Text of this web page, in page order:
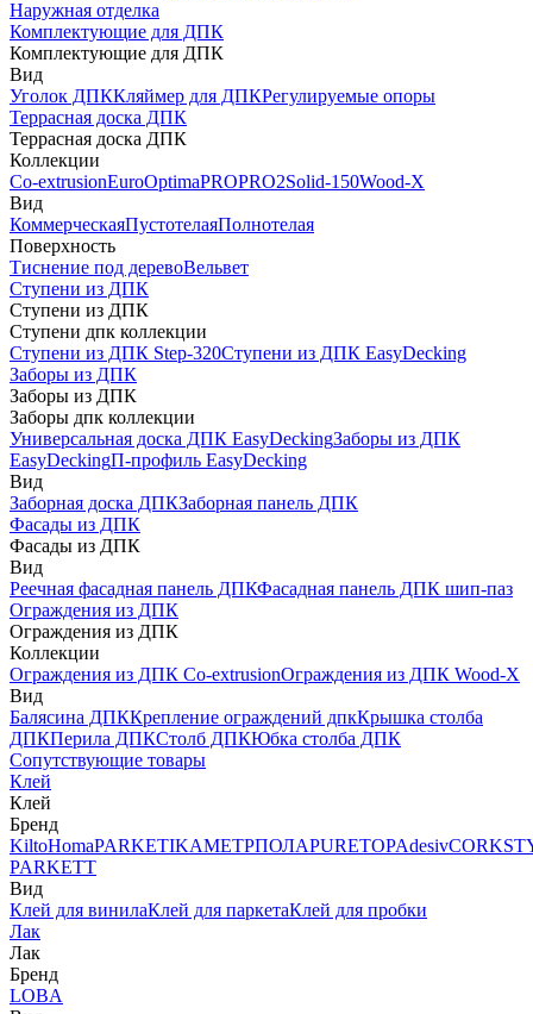
Наружная отделка
Комплектующие для ДПК
Комплектующие для ДПК
Вид
Уголок ДПККляймер для ДПКРегулируемые опоры
Террасная доска ДПК
Террасная доска ДПК
Коллекции
Co-extrusionEuroOptimaPROPRO2Solid-150Wood-X
Вид
КоммерческаяПустотелаяПолнотелая
Поверхность
Тиснение под деревоВельвет
Ступени из ДПК
Ступени из ДПК
Ступени дпк коллекции
Ступени из ДПК Step-320Ступени из ДПК EasyDecking
Заборы из ДПК
Заборы из ДПК
Заборы дпк коллекции
Универсальная доска ДПК EasyDeckingЗаборы из ДПК
EasyDeckingП-профиль EasyDecking
Вид
Заборная доска ДПКЗаборная панель ДПК
Фасады из ДПК
Фасады из ДПК
Вид
Реечная фасадная панель ДПКФасадная панель ДПК шип-паз
Ограждения из ДПК
Ограждения из ДПК
Коллекции
Ограждения из ДПК Co-extrusionОграждения из ДПК Wood-X
Вид
Балясина ДПККрепление ограждений дпкКрышка столба
ДПКПерила ДПКСтолб ДПКЮбка столба ДПК
Сопутствующие товары
Клей
Клей
Бренд
KiltoHomaPARKETIKAМЕТРПОЛАPURETOPAdesiv
PARKETT
Вид
Клей для винилаКлей для паркетаКлей для пробки
Лак
Лак
Бренд
LOBA